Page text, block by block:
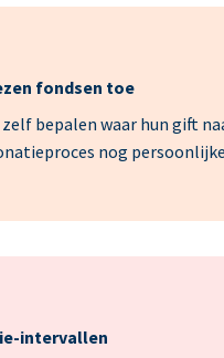
fondsen toe
bepalen waar hun gift
nog
intervallen